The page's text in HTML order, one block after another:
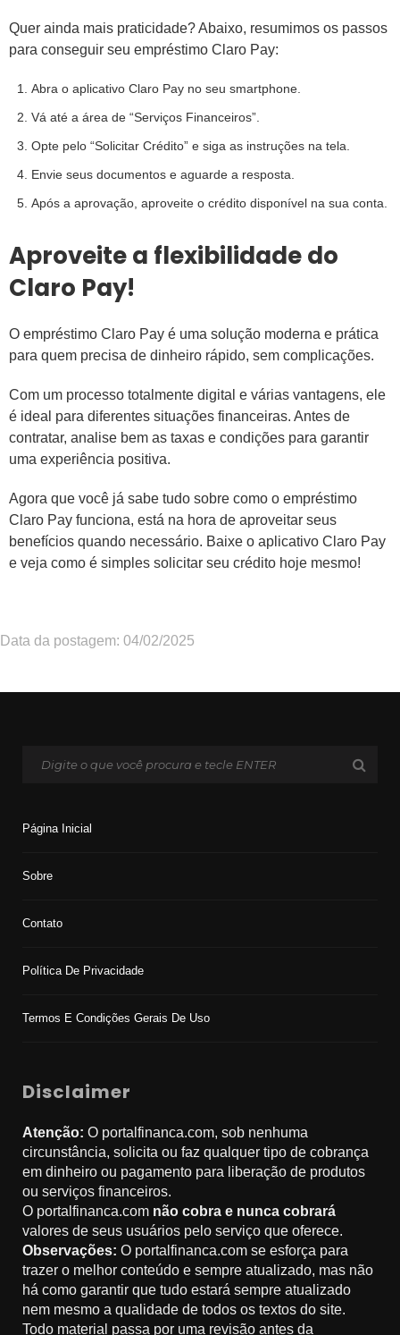
Quer ainda mais praticidade? Abaixo, resumimos os passos
para conseguir seu empréstimo Claro Pay:
Abra o aplicativo Claro Pay no seu smartphone.
Vá até a área de “Serviços Financeiros”.
Opte pelo “Solicitar Crédito” e siga as instruções na tela.
Envie seus documentos e aguarde a resposta.
Após a aprovação, aproveite o crédito disponível na sua conta.
Aproveite a flexibilidade do
Claro Pay!
O empréstimo Claro Pay é uma solução moderna e prática
para quem precisa de dinheiro rápido, sem complicações.
Com um processo totalmente digital e várias vantagens, ele
é ideal para diferentes situações financeiras. Antes de
contratar, analise bem as taxas e condições para garantir
uma experiência positiva.
Agora que você já sabe tudo sobre como o empréstimo
Claro Pay funciona, está na hora de aproveitar seus
benefícios quando necessário. Baixe o aplicativo Claro Pay
e veja como é simples solicitar seu crédito hoje mesmo!
Data da postagem: 04/02/2025
Página Inicial
Sobre
Contato
Política De Privacidade
Termos E Condições Gerais De Uso
Disclaimer
Atenção: O portalfinanca.com, sob nenhuma
circunstância, solicita ou faz qualquer tipo de cobrança
em dinheiro ou pagamento para liberação de produtos
ou serviços financeiros.
O portalfinanca.com não cobra e nunca cobrará
valores de seus usuários pelo serviço que oferece.
Observações: O portalfinanca.com se esforça para
trazer o melhor conteúdo e sempre atualizado, mas não
há como garantir que tudo estará sempre atualizado
nem mesmo a qualidade de todos os textos do site.
Todo material passa por uma revisão antes da